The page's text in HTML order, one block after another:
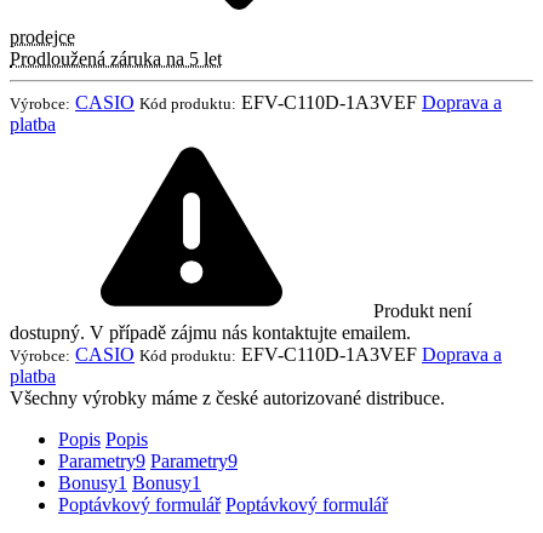
prodejce
Prodloužená záruka na 5 let
Výrobce: CASIO Kód produktu: EFV-C110D-1A3VEF Doprava a
platba
Produkt není
dostupný. V případě zájmu nás kontaktujte emailem.
Výrobce: CASIO Kód produktu: EFV-C110D-1A3VEF Doprava a
platba
Všechny výrobky máme z české autorizované distribuce.
Popis Popis
Parametry9 Parametry9
Bonusy1 Bonusy1
Poptávkový formulář Poptávkový formulář